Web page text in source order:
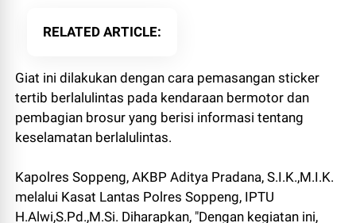
RELATED ARTICLE
Giat ini dilakukan dengan cara pemasangan sticker
tertib berlalulintas pada kendaraan bermotor dan
pembagian brosur yang berisi informasi tentang
keselamatan berlalulintas.
Kapolres Soppeng, AKBP Aditya Pradana, S.I.K.,M.I.K.
melalui Kasat Lantas Polres Soppeng, IPTU
H.Alwi,S.Pd.,M.Si. Diharapkan, "Dengan kegiatan ini,